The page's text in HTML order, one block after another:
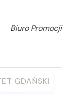
Biuro Promocji
GDAŃSKI